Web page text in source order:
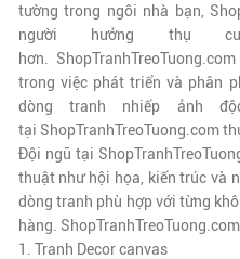
tường trong ngôi nhà bạn,
người hưởng thụ
hơn. ShopTranhTreoTuong.com
trong việc phát triển và phân
dòng tranh nhiếp ảnh
tại ShopTranhTreoTuong.com
Đội ngũ tại
thuật như hội họa, kiến trúc và
dòng tranh phù hợp với từng
hàng. ShopTranhTreoTuong.com
1. Tranh Decor canvas